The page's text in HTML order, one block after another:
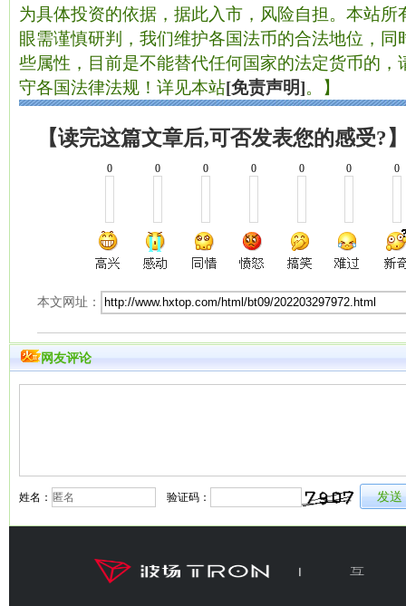
为具体投资的依据，据此入市，风险自担。本站所
眼需谨慎研判，我们维护各国法币的合法地位，
些属性，目前是不能替代任何国家的法定货币的，
守各国法律法规！详见本站[免责声明]。】
【读完这篇文章后,可否发表您的感受?
0 0 0 0 0 0 0
本文网址：
网友评论
姓名： 验证码：